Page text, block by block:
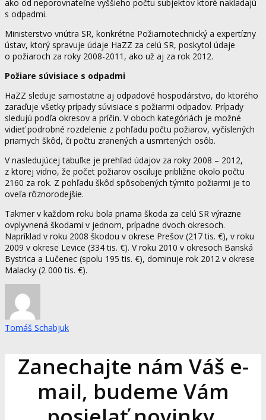
ako od neporovnateľne vyššieho počtu subjektov ktoré nakladajú
s odpadmi.
Ministerstvo vnútra SR, konkrétne Požiarnotechnický a expertízny
ústav, ktorý spravuje údaje HaZZ za celú SR, poskytol údaje
o požiaroch za roky 2008-2011, ako už aj za rok 2012.
Požiare súvisiace s odpadmi
HaZZ sleduje samostatne aj odpadové hospodárstvo, do ktorého
zaraďuje všetky prípady súvisiace s požiarmi odpadov. Prípady
sledujú podľa okresov a príčin. V oboch kategóriách je možné
vidieť podrobné rozdelenie z pohľadu počtu požiarov, vyčíslených
priamych škôd, či počtu zranených a usmrtených osôb.
V nasledujúcej tabuľke je prehľad údajov za roky 2008 – 2012,
z ktorej vidno, že počet požiarov osciluje približne okolo počtu
2160 za rok. Z pohľadu škôd spôsobených týmito požiarmi je to
oveľa rôznorodejšie.
Takmer v každom roku bola priama škoda za celú SR výrazne
ovplyvnená škodami v jednom, prípadne dvoch okresoch.
Napríklad v roku 2008 škodou v okrese Prešov (217 tis. €), v roku
2009 v okrese Levice (334 tis. €). V roku 2010 v okresoch Banská
Bystrica a Lučenec (spolu 195 tis. €), dominuje rok 2012 v okrese
Malacky (2 000 tis. €).
Tomáš Schabjuk
Zanechajte nám Váš e-
mail, budeme Vám